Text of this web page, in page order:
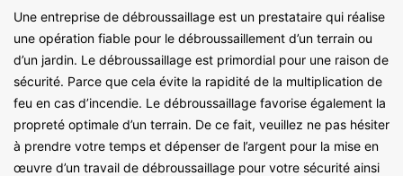
Une entreprise de débroussaillage est un prestataire qui réalise
une opération fiable pour le débroussaillement d’un terrain ou
d’un jardin. Le débroussaillage est primordial pour une raison de
sécurité. Parce que cela évite la rapidité de la multiplication de
feu en cas d’incendie. Le débroussaillage favorise également la
propreté optimale d’un terrain. De ce fait, veuillez ne pas hésiter
à prendre votre temps et dépenser de l’argent pour la mise en
œuvre d’un travail de débroussaillage pour votre sécurité ainsi